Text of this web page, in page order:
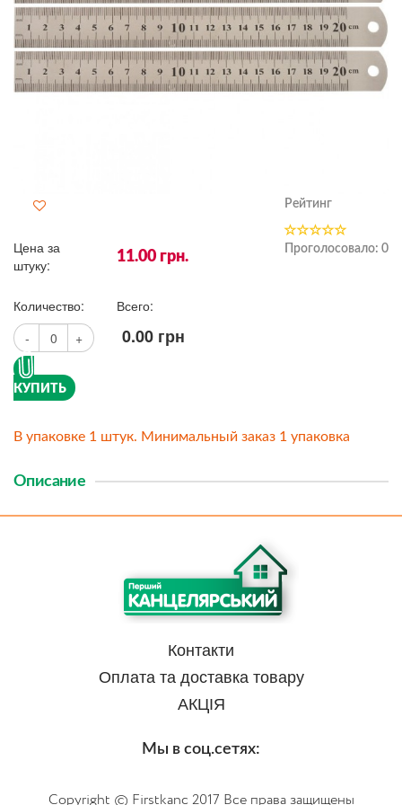
Цена за
штуку:
11.00 грн.
Количество:
Всего:
-
+ 0.00 грн
КУПИТЬ
Рейтинг
Проголосовало: 0
В упаковке 1 штук. Минимальный заказ 1 упаковка
Описание
Контакти
Оплата та доставка товару
АКЦІЯ
Мы в соц.сетях:
Copyright © Firstkanc 2017 Все права защищены